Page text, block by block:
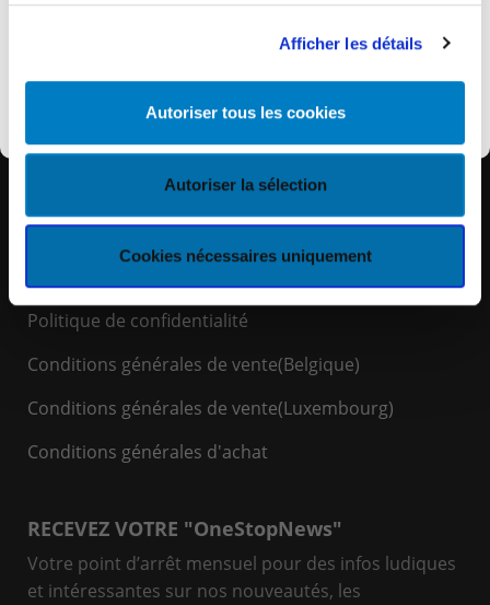
Afficher les détails
Autoriser tous les cookies
Autoriser la sélection
Cookies nécessaires uniquement
Découvrir KEYES
LIENS RAPIDES
Espace Client
Politique de confidentialité
Conditions générales de vente(Belgique)
Conditions générales de vente(Luxembourg)
Conditions générales d'achat
RECEVEZ VOTRE "OneStopNews"
Votre point d’arrêt mensuel pour des infos ludiques
et intéressantes sur nos nouveautés, les